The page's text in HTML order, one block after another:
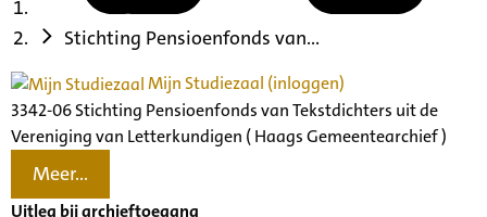
Stichting Pensioenfonds van...
Mijn Studiezaal (inloggen)
3342-06 Stichting Pensioenfonds van Tekstdichters uit de
Vereniging van Letterkundigen ( Haags Gemeentearchief )
Meer...
Uitleg bij archieftoegang